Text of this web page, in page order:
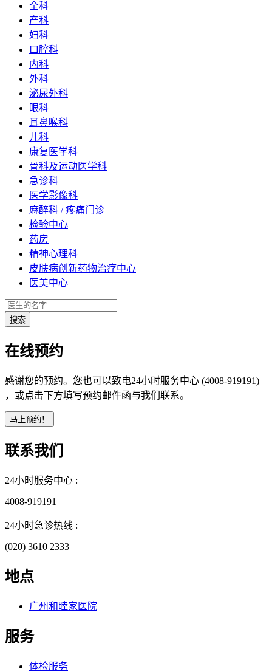
全科
产科
妇科
口腔科
内科
外科
泌尿外科
眼科
耳鼻喉科
儿科
康复医学科
骨科及运动医学科
急诊科
医学影像科
麻醉科 / 疼痛门诊
检验中心
药房
精神心理科
皮肤病创新药物治疗中心
医美中心
在线预约
感谢您的预约。您也可以致电24小时服务中心 (4008-919191)
，或点击下方填写预约邮件函与我们联系。
联系我们
24小时服务中心 :
4008-919191
24小时急诊热线 :
(020) 3610 2333
地点
广州和睦家医院
服务
体检服务